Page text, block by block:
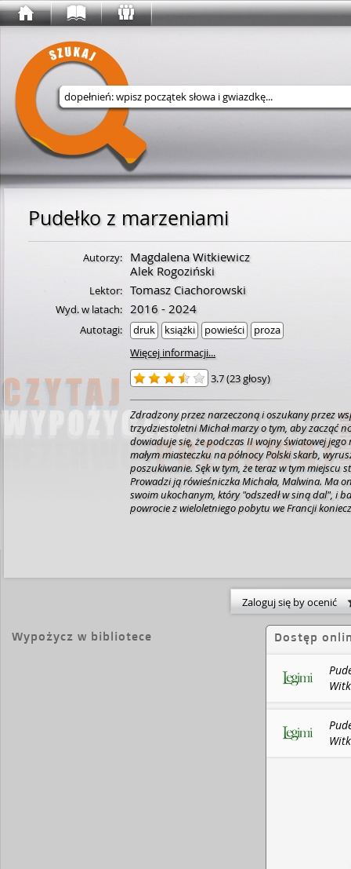
Wyszukaj w serwisie
Pudełko z marzeniami
Autorzy:
Magdalena Witkiewicz
Alek Rogoziński
Lektor: Tomasz Ciachorowski
Wyd. w latach: 2016 - 2024
Autotagi: druk książki powieści
proza
Więcej informacji...
3.7(23 głosy)
Zdradzony przez narzeczoną i oszukany przez
trzydziestoletni Michał marzy o tym, aby zacząć
dowiaduje się, że podczas II wojny światowej jego
małym miasteczku na północy Polski skarb,
poszukiwanie. Sęk w tym, że teraz w tym miejscu
Prowadzi ją rówieśniczka Michała, Malwina. Ma
swoim ukochanym, który "odszedł w siną dal", i
powrocie z wieloletniego pobytu we Francji
święty Eskpedyt, nic nie pójdzie zgodnie z jego
przez narzeczoną i oszukany przez wspólnika
Michał marzy o tym, aby zacząć nowe życie.
podczas II wojny światowej jego rodzina ukryła w
miasteczku na północy Polski skarb, wyrusza na
poszukiwanie. Sęk w tym, że teraz w tym miejscu
swoim ukochanym, który "odszedł w siną dal", i
powrocie z wieloletniego pobytu we Francji
serwować w jej restauracji żabie udka i ślimaki.
tajemnicy przed nią odzyskać swój spadek.
wmieszają się dwie wścibskie staruszki, dwójka
święty Eskpedyt, nic nie pójdzie zgodnie z jego
Zaloguj się by ocenić
Wypożycz w bibliotece Dostęp